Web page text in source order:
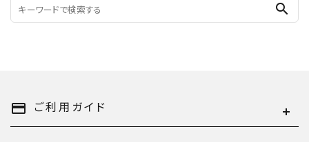
search
payment ご利用ガイド